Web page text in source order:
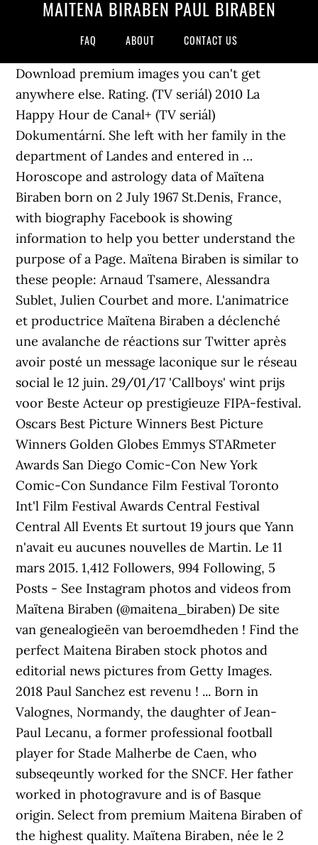
MAÏTENA BIRABEN PAUL BIRABEN
FAQ ABOUT CONTACT US
Download premium images you can't get
anywhere else. Rating. (TV seriál) 2010 La
Happy Hour de Canal+ (TV seriál)
Dokumentární. She left with her family in the
department of Landes and entered in …
Horoscope and astrology data of Maïtena
Biraben born on 2 July 1967 St.Denis, France,
with biography Facebook is showing
information to help you better understand the
purpose of a Page. Maïtena Biraben is similar to
these people: Arnaud Tsamere, Alessandra
Sublet, Julien Courbet and more. L'animatrice
et productrice Maïtena Biraben a déclenché
une avalanche de réactions sur Twitter après
avoir posté un message laconique sur le réseau
social le 12 juin. 29/01/17 'Callboys' wint prijs
voor Beste Acteur op prestigieuze FIPA-festival.
Oscars Best Picture Winners Best Picture
Winners Golden Globes Emmys STARmeter
Awards San Diego Comic-Con New York
Comic-Con Sundance Film Festival Toronto
Int'l Film Festival Awards Central Festival
Central All Events Et surtout 19 jours que Yann
n'avait eu aucunes nouvelles de Martin. Le 11
mars 2015. 1,412 Followers, 994 Following, 5
Posts - See Instagram photos and videos from
Maïtena Biraben (@maitena_biraben) De site
van genealogieën van beroemdheden ! Find the
perfect Maitena Biraben stock photos and
editorial news pictures from Getty Images.
2018 Paul Sanchez est revenu ! ... Born in
Valognes, Normandy, the daughter of Jean-
Paul Lecanu, a former professional football
player for Stade Malherbe de Caen, who
subseqeuntly worked for the SNCF. Her father
worked in photogravure and is of Basque
origin. Select from premium Maitena Biraben of
the highest quality. Maïtena Biraben, née le 2